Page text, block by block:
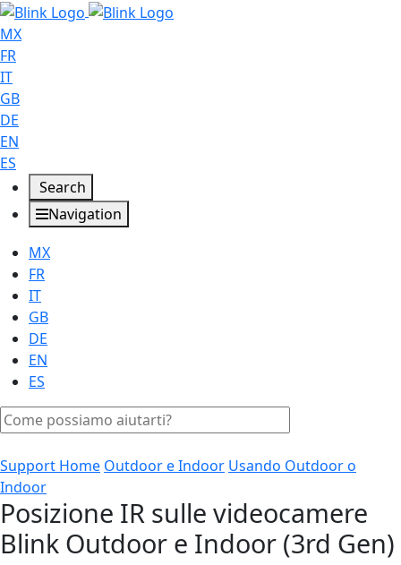
MX
FR
IT
GB
DE
EN
ES
Search
Navigation
MX
FR
IT
GB
DE
EN
ES
Support Home Outdoor e Indoor Usando Outdoor o
Indoor
Posizione IR sulle videocamere
Blink Outdoor e Indoor (3rd Gen)